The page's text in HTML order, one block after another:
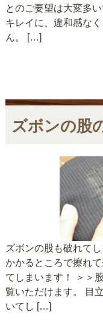
とのご要望は大変多
キレイに、違和感な
ん。 […]
ズボンの股
ズボンの股も破れて
かかるところで擦れ
てしまいます！ ＞＞
覧いただけます。 目
いてし […]